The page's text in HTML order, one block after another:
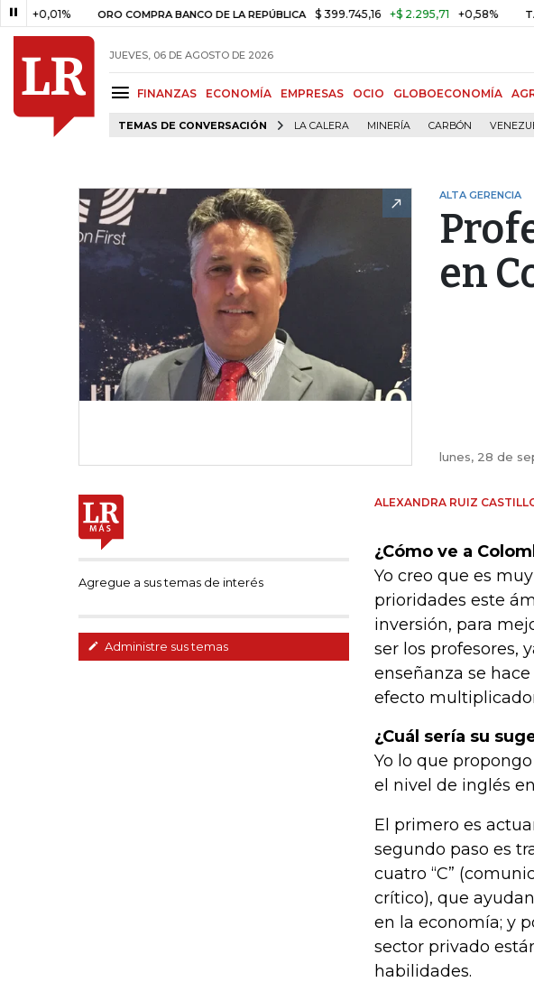
ORO COMPRA BANCO DE LA REPÚBLICA $ 399.745,16 +$ 2.295,71 +0,58% TASA DE
JUEVES, 06 DE AGOSTO DE 2026
FINANZAS ECONOMÍA EMPRESAS OCIO GLOBOECONOMÍA
TEMAS DE CONVERSACIÓN LA CALERA MINERÍA CARBÓN
ALTA GERENCIA
en
lunes, 28 de
Agregue a sus temas de interés
Administre sus temas
ALEXANDRA RUIZ
¿Cómo ve a
Yo creo que es
prioridades este
inversión, para
ser los profesores,
enseñanza se
efecto
¿Cuál sería su
Yo lo que
el nivel de inglés
El primero es
segundo paso es
cuatro “C”
crítico), que
en la economía; y
sector privado
habilidades.